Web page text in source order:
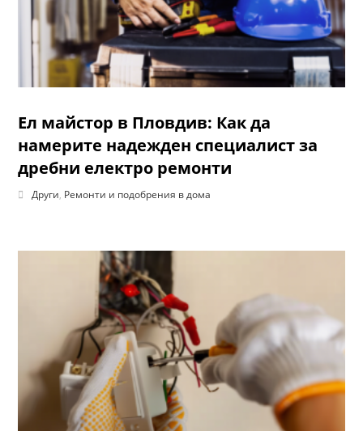
Ел майстор в Пловдив: Как да
намерите надежден специалист за
дребни електро ремонти
Други, Ремонти и подобрения в дома